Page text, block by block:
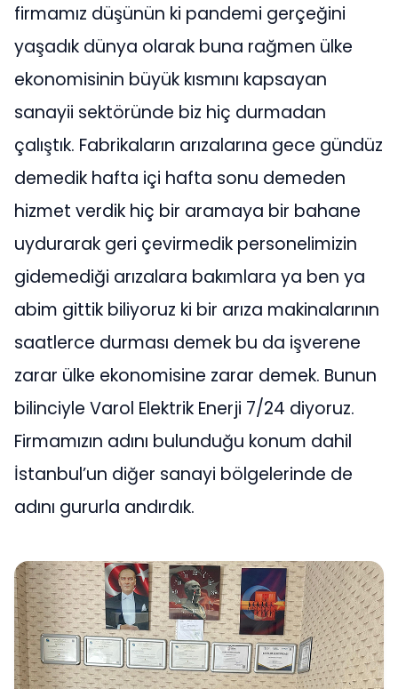
firmamız düşünün ki pandemi gerçeğini
yaşadık dünya olarak buna rağmen ülke
ekonomisinin büyük kısmını kapsayan
sanayii sektöründe biz hiç durmadan
çalıştık. Fabrikaların arızalarına gece gündüz
demedik hafta içi hafta sonu demeden
hizmet verdik hiç bir aramaya bir bahane
uydurarak geri çevirmedik personelimizin
gidemediği arızalara bakımlara ya ben ya
abim gittik biliyoruz ki bir arıza makinalarının
saatlerce durması demek bu da işverene
zarar ülke ekonomisine zarar demek. Bunun
bilinciyle Varol Elektrik Enerji 7/24 diyoruz.
Firmamızın adını bulunduğu konum dahil
İstanbul’un diğer sanayi bölgelerinde de
adını gururla andırdık.